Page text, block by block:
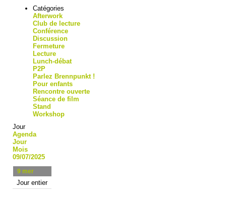
Catégories
Afterwork
Club de lecture
Conférence
Discussion
Fermeture
Lecture
Lunch-débat
P2P
Parlez Brennpunkt !
Pour enfants
Rencontre ouverte
Séance de film
Stand
Workshop
Jour
Agenda
Jour
Mois
09/07/2025
9 mer
Jour entier